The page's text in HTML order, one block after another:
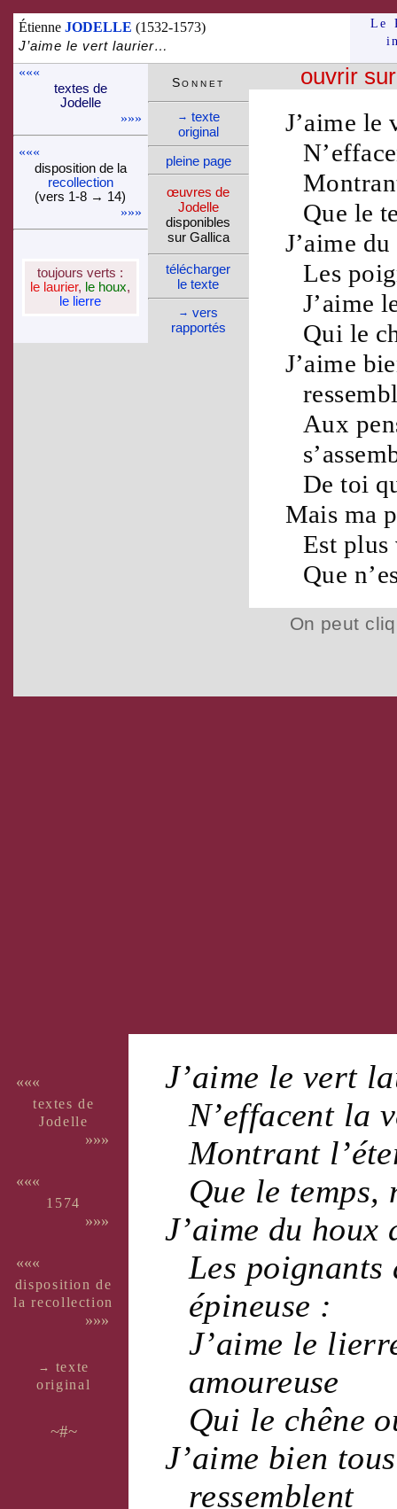
ÉtienneJODELLE (1532-1573)
J’aime le vert laurier…
Le
«««
textes de
Jo­delle
»»»
«««
dispo­si­tion de la
recol­lec­tion
(vers 1-8 → 14)
»»»
toujours verts :
le laurier, le houx,
le lierre
ouvrir
J’aime le
Que le
J’aime du
Les
J’aime
Qui le
J’aime
Aux
De toi
Mais ma
Est plus
Que
On peut
Son­net
→ texte
ori­ginal
pleine page
œuvres de
Jo­delle
dispo­nibles
sur Gallica
télé­charger
le texte
→ vers
rappor­tés
«««
textes de
Jo­delle
»»»
«««
1574
»»»
«««
dispo­si­tion de
la recol­lec­tion
»»»
→ texte
ori­ginal
~#~
J’aime le vert
N’effacent la
Montrant l’
Que le temps,
J’aime du houx
Les poignants
épineuse :
J’aime le
amoureuse
Qui le chêne
J’aime bien
ressemblent